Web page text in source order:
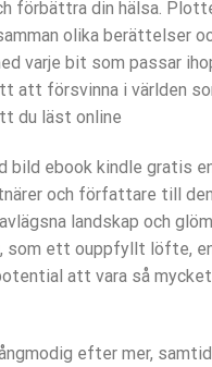
förbättra din hälsa.
olika berättelser
varje bit som passar
att försvinna i världen
du läst online
bild ebook kindle gratis
och författare till
landskap och
som ett ouppfyllt löfte,
att vara så mycket
efter mer,